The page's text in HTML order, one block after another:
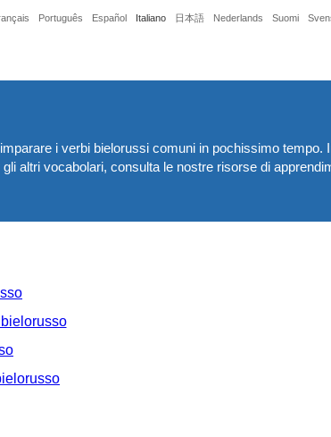
Português Español Italiano 日本語 Nederlands Suomi
i verbi bielorussi comuni in pochissimo tempo.
altri vocabolari, consulta le nostre risorse di